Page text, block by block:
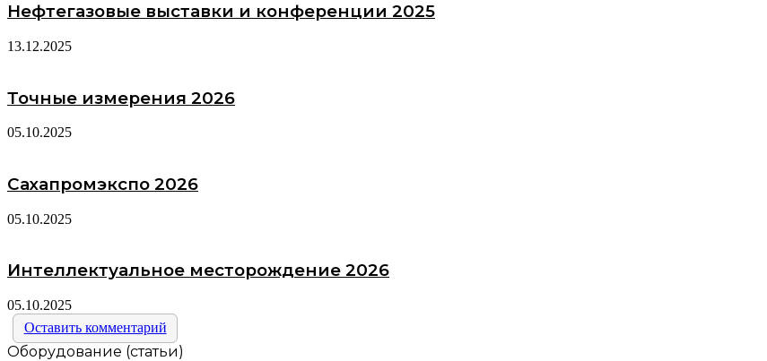
Нефтегазовые выставки и конференции 2025
13.12.2025
Точные измерения 2026
05.10.2025
Сахапромэкспо 2026
05.10.2025
Интеллектуальное месторождение 2026
05.10.2025
Оставить комментарий
Оборудование (статьи)